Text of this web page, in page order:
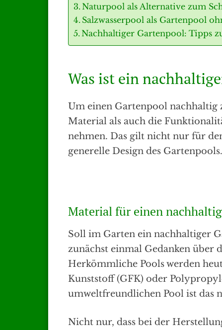
Naturpool als Alternative zum
Salzwasserpool als Gartenpool
Nachhaltiger Gartenpool: Tipps
Was ist ein
Um einen Gartenpool nachhaltig
Material als auch die
nehmen. Das gilt nicht nur für
generelle Design des Gartenpools.
Material für einen
Soll im Garten ein nachhaltiger
zunächst einmal Gedanken über
Herkömmliche Pools werden
Kunststoff (GFK) oder
umweltfreundlichen Pool ist das
Nicht nur, dass bei der